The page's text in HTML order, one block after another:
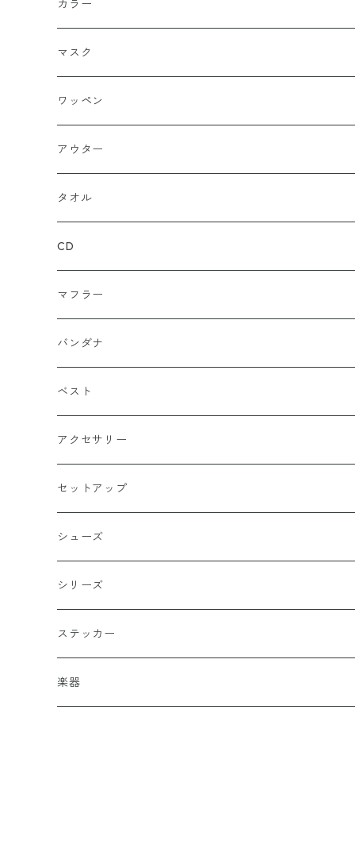
ハンチング
ニットキャップ
ハット
シャツ（長袖）
トレーナー
パーカー
ジップアップ
プルオーバー
ロンＴ
総柄
タンクトップ
セーター
ポロシャツ
半袖
長袖
パーカー
ハーフ
ロング
ストレート
ルーズ
カラー
ブラック
ネイビー
グレー
ゴールド（金）
カーキグリーン
カーキーベージュ
ブルー
ワイン
グリーン
ベージュ
チャコール
ホワイト
イエロー
オレンジ
マスク
ワッペン
ロゴ
キャラクター
アシュラ
バッターマン（野球）
家紋
丸型
炎（ファイア）
四角型
ホラー
ペンタグラム
楯型
スポーツ
国旗
十字（クロス）
アウター
ジャケット
タオル
CD
マフラー
バンダナ
ベスト
アクセサリー
ペンダント
ブレスレッド
セットアップ
シューズ
DADA
シリーズ
阿修羅
DEATH ANGEL
ステッカー
楽器